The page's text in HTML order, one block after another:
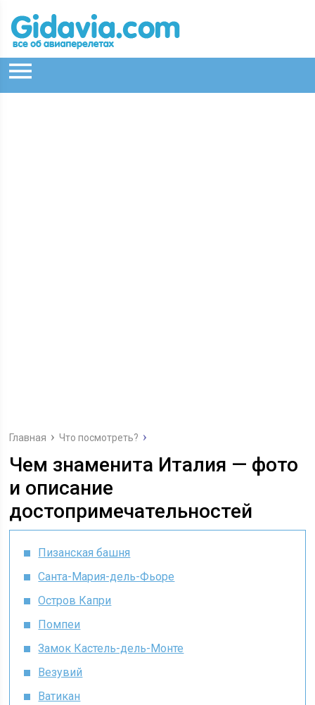
Главная Что посмотреть?
Чем знаменита Италия — фото
и описание
достопримечательностей
Пизанская башня
Санта-Мария-дель-Фьоре
Остров Капри
Помпеи
Замок Кастель-дель-Монте
Везувий
Ватикан